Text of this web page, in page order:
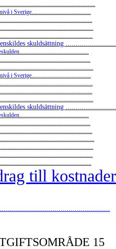
i Sverige........................................
enskildes skuldsättning
i Sverige........................................
enskildes skuldsättning
till
15